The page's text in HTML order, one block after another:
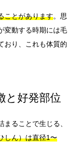
ことがあります。思
変動する時期には毛
おり、これも体質的
と好発部位
ることで生じる、
しん）は直径1〜